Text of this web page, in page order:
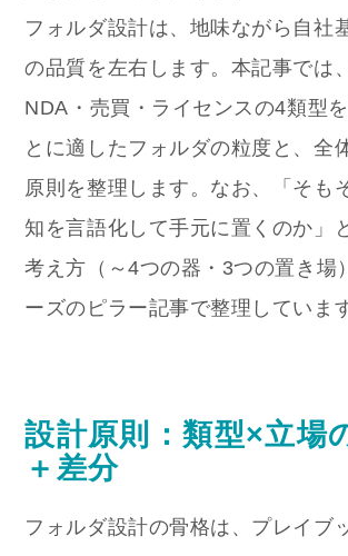
フォルダ設計は、地味ながら自社
の品質を左右します。本記事では
NDA・売買・ライセンスの4類型
とに適したフォルダの粒度と、全
原則を整理します。なお、「そも
知を言語化して手元に置くのか」
考え方（～4つの器・3つの置き場
ーズのピラー記事で整理していま
設計原則：類型×立場
＋差分
フォルダ設計の骨格は、プレイブ